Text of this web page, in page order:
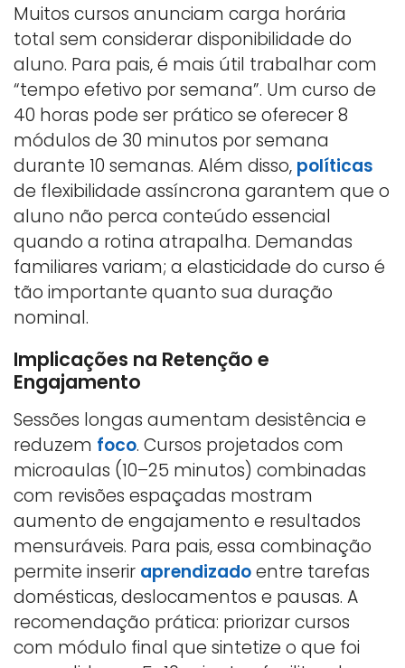
Muitos cursos anunciam carga horária
total sem considerar disponibilidade do
aluno. Para pais, é mais útil trabalhar com
“tempo efetivo por semana”. Um curso de
40 horas pode ser prático se oferecer 8
módulos de 30 minutos por semana
durante 10 semanas. Além disso, políticas
de flexibilidade assíncrona garantem que o
aluno não perca conteúdo essencial
quando a rotina atrapalha. Demandas
familiares variam; a elasticidade do curso é
tão importante quanto sua duração
nominal.
Implicações na Retenção e
Engajamento
Sessões longas aumentam desistência e
reduzem foco. Cursos projetados com
microaulas (10–25 minutos) combinadas
com revisões espaçadas mostram
aumento de engajamento e resultados
mensuráveis. Para pais, essa combinação
permite inserir aprendizadoentre tarefas
domésticas, deslocamentos e pausas. A
recomendação prática: priorizar cursos
com módulo final que sintetize o que foi